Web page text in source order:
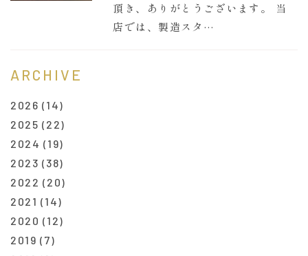
頂き、ありがとうございます。 当
店では、製造スタ…
ARCHIVE
2026 (14)
2025 (22)
2024 (19)
2023 (38)
2022 (20)
2021 (14)
2020 (12)
2019 (7)